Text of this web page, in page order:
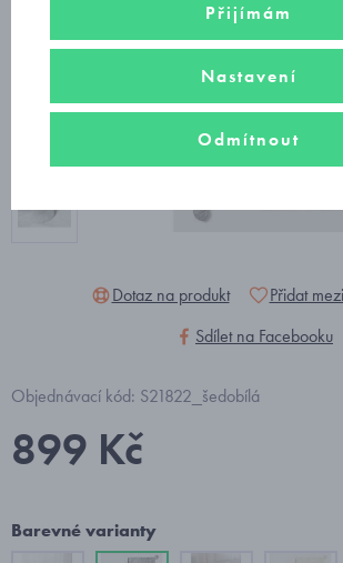
Dotaz na produkt
Přidat
Sdílet na Facebooku
Objednávací kód: S21822_šedobílá
899 Kč
Barevné varianty
Přijímám
Nastavení
Odmítnout